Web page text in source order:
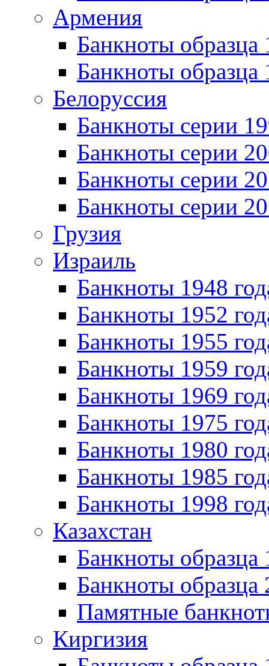
Армения
Банкноты образца
Банкноты образца
Белоруссия
Банкноты серии
Банкноты серии
Банкноты серии
Банкноты серии
Грузия
Израиль
Банкноты 1948
Банкноты 1952
Банкноты 1955
Банкноты 1959
Банкноты 1969
Банкноты 1975
Банкноты 1980
Банкноты 1985
Банкноты 1998
Казахстан
Банкноты
Банкноты образца
Памятные
Киргизия